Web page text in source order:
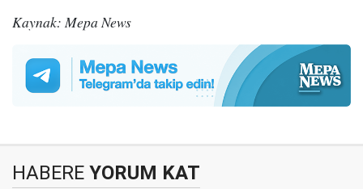
Kaynak: Mepa News
HABERE YORUM KAT